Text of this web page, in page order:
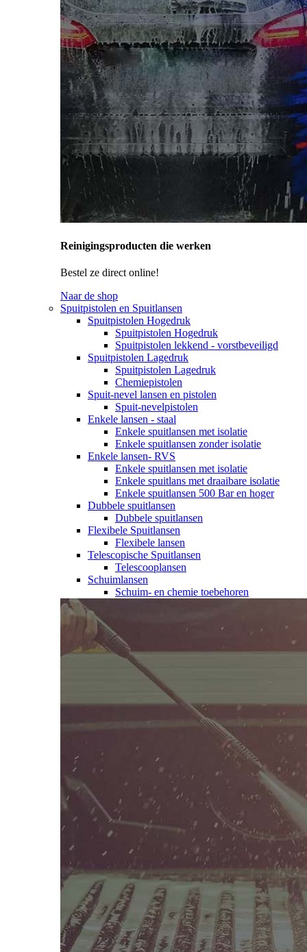
Reinigingsproducten die werken
Bestel ze direct online!
Naar de shop
Spuitpistolen en Spuitlansen
Spuitpistolen Hogedruk
Spuitpistolen Hogedruk
Spuitpistolen lekkend - vorstbeveiligd
Spuitpistolen Lagedruk
Spuitpistolen Lagedruk
Chemiepistolen
Spuit-nevel lansen en pistolen
Spuit-nevelpistolen
Enkele lansen - staal
Enkele spuitlansen met isolatie
Enkele spuitlansen zonder isolatie
Enkele lansen- RVS
Enkele spuitlansen met isolatie
Enkele spuitlans met draaibare isolatie
Enkele spuitlansen 500 Bar en hoger
Dubbele spuitlansen
Dubbele spuitlansen
Flexibele Spuitlansen
Flexibele lansen
Telescopische Spuitlansen
Telescooplansen
Schuimlansen
Schuim- en chemie toebehoren